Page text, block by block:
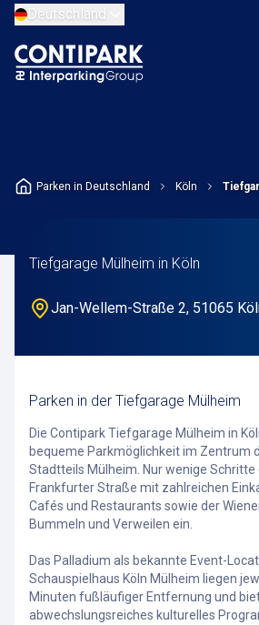
Deutschland
Parken in Deutschland Köln
Tiefgarage Mülheim in Köln
Jan-Wellem-Straße 2, 51065
Parken in der Tiefgarage Mülheim
Die Contipark Tiefgarage Mülheim in
bequeme Parkmöglichkeit im Zentrum
Stadtteils Mülheim. Nur wenige
Frankfurter Straße mit zahlreichen
Cafés und Restaurants sowie der
Bummeln und Verweilen ein.
Das Palladium als bekannte Event-
Schauspielhaus Köln Mülheim liegen
Minuten fußläufiger Entfernung und
abwechslungsreiches kulturelles